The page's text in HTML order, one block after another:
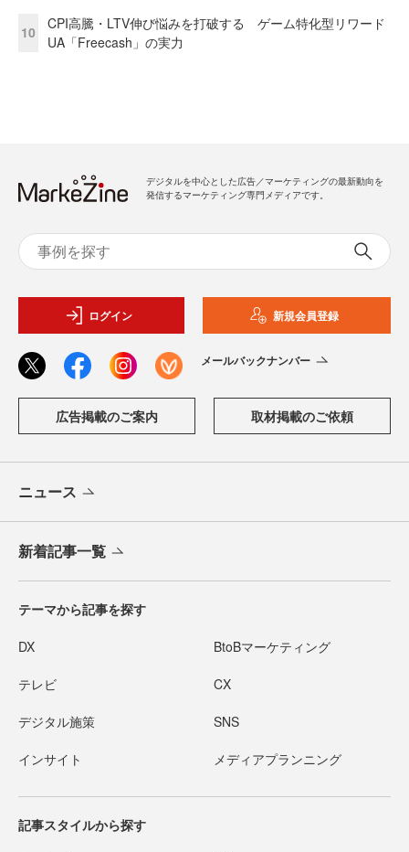
10
CPI高騰・LTV伸び悩みを打破する ゲーム特化型リワード
UA「Freecash」の実力
デジタルを中心とした広告／マーケティングの最新動向を
発信するマーケティング専門メディアです。
ログイン 新規会員登録
メールバックナンバー
広告掲載のご案内 取材掲載のご依頼
ニュース
新着記事一覧
テーマから記事を探す
DX BtoBマーケティング
テレビ CX
デジタル施策 SNS
インサイト メディアプランニング
記事スタイルから探す